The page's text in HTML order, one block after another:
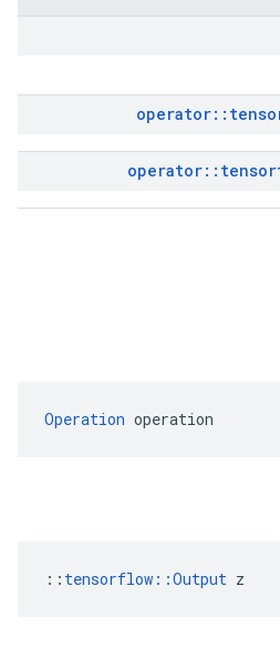
operator::
operator::
Operation operation
:: tensorflow::Output z